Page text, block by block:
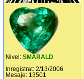
Nivel:SMARALD
Inregistrat: 2/13/2006
Mesaje: 13501